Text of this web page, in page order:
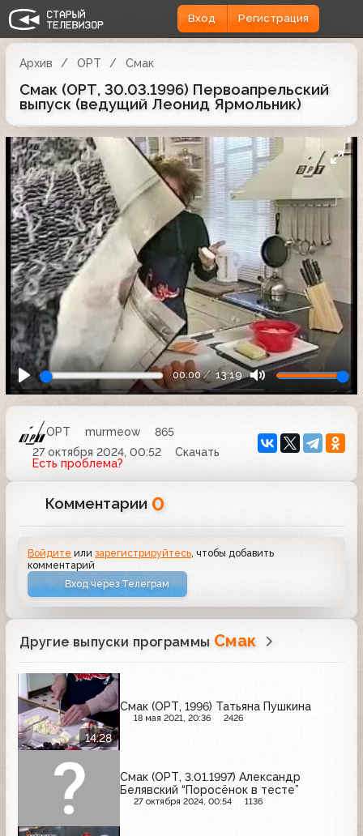
Вход Регистрация
Архив ОРТ Смак
Смак (ОРТ, 30.03.1996) Первоапрельский
выпуск (ведущий Леонид Ярмольник)
00:00 13:19
ОРТ murmeow
865
27 октября 2024, 00:52
Скачать
Есть проблема?
Комментарии 0
Войдите илизарегистрируйтесь , чтобы добавить
комментарий
Вход через Телеграм
Другие выпуски программы Смак
14:28
Смак (ОРТ, 1996) Татьяна Пушкина
18 мая 2021, 20:36 2426
Смак (ОРТ, 3.01.1997) Александр
Белявский “Поросёнок в тесте”
27 октября 2024, 00:54 1136